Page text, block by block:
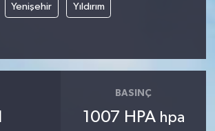
Yenişehir Yıldırım
BASINÇ
1007 HPA hpa